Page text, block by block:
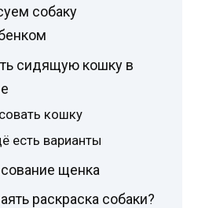
собаку
сидящую кошку в
кошку
есть варианты
щенка
раскраска собаки?